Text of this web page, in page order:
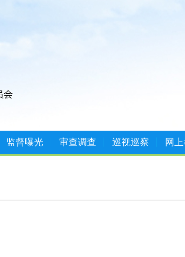
监督曝光 审查调查 巡视巡察 网